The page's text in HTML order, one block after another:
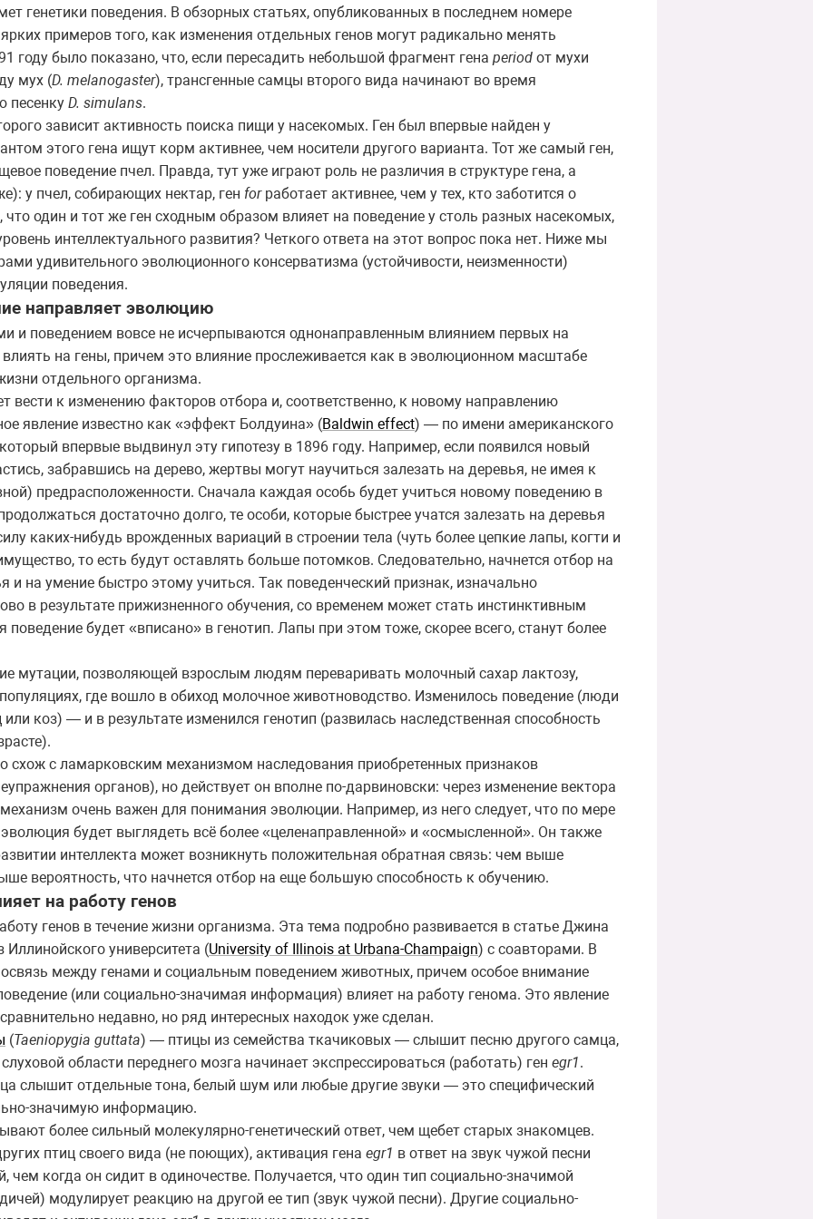
генетики поведения. В обзорных статьях, опубликованных в последнем номере
примеров того, как изменения отдельных генов могут радикально менять
году было показано, что, если пересадить небольшой фрагмент гена period от мухи
мух (D. melanogaster), трансгенные самцы второго вида начинают во время
песенку D. simulans.
зависит активность поиска пищи у насекомых. Ген был впервые найден у
этого гена ищут корм активнее, чем носители другого варианта. Тот же самый ген,
поведение пчел. Правда, тут уже играют роль не различия в структуре гена, а
у пчел, собирающих нектар, ген forработает активнее, чем у тех, кто заботится о
один и тот же ген сходным образом влияет на поведение у столь разных насекомых,
интеллектуального развития? Четкого ответа на этот вопрос пока нет. Ниже мы
удивительного эволюционного консерватизма (устойчивости, неизменности)
поведения.
направляет эволюцию
и поведением вовсе не исчерпываются однонаправленным влиянием первых на
на гены, причем это влияние прослеживается как в эволюционном масштабе
отдельного организма.
вести к изменению факторов отбора и, соответственно, к новому направлению
явление известно как «эффект Болдуина» (Baldwin effect) — по имени американского
впервые выдвинул эту гипотезу в 1896 году. Например, если появился новый
забравшись на дерево, жертвы могут научиться залезать на деревья, не имея к
предрасположенности. Сначала каждая особь будет учиться новому поведению в
достаточно долго, те особи, которые быстрее учатся залезать на деревья
каких-нибудь врожденных вариаций в строении тела (чуть более цепкие лапы, когти и
то есть будут оставлять больше потомков. Следовательно, начнется отбор на
и на умение быстро этому учиться. Так поведенческий признак, изначально
в результате прижизненного обучения, со временем может стать инстинктивным
будет «вписано» в генотип. Лапы при этом тоже, скорее всего, станут более
мутации, позволяющей взрослым людям переваривать молочный сахар лактозу,
где вошло в обиход молочное животноводство. Изменилось поведение (люди
коз) — и в результате изменился генотип (развилась наследственная способность
схож с ламарковским механизмом наследования приобретенных признаков
органов), но действует он вполне по-дарвиновски: через изменение вектора
очень важен для понимания эволюции. Например, из него следует, что по мере
будет выглядеть всё более «целенаправленной» и «осмысленной». Он также
интеллекта может возникнуть положительная обратная связь: чем выше
вероятность, что начнется отбор на еще большую способность к обучению.
на работу генов
генов в течение жизни организма. Эта тема подробно развивается в статье Джина
Иллинойского университета (University of Illinois at Urbana-Champaign) с соавторами. В
между генами и социальным поведением животных, причем особое внимание
(или социально-значимая информация) влияет на работу генома. Это явление
недавно, но ряд интересных находок уже сделан.
(Taeniopygia guttata) — птицы из семейства ткачиковых — слышит песню другого самца,
области переднего мозга начинает экспрессироваться (работать) ген egr1.
слышит отдельные тона, белый шум или любые другие звуки — это специфический
значимую информацию.
более сильный молекулярно-генетический ответ, чем щебет старых знакомцев.
птиц своего вида (не поющих), активация гена egr1 в ответ на звук чужой песни
чем когда он сидит в одиночестве. Получается, что один тип социально-значимой
модулирует реакцию на другой ее тип (звук чужой песни). Другие социально-